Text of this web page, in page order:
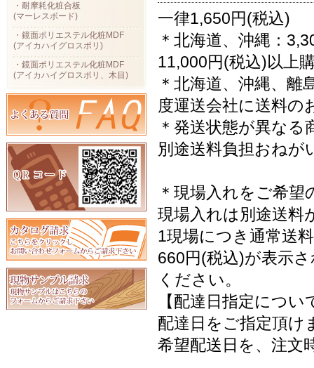
・耐摩耗化粧合板
(マーレスボード)
・鏡面ポリエステル化粧MDF
(アイカハイグロスポリ)
・鏡面ポリエステル化粧MDF
(アイカハイグロスポリ、木目)
一律1,650円(税込)
＊北海道、沖縄：
11,000円(税込)以上
＊北海道、沖縄、
度運送会社に送料の
＊発送状態が異な
別途送料負担おねが
＊現場入れをご希望
現場入れは別途送料
1現場につき通常送
660円(税込)が表示
ください。
【配達日指定につい
配達日をご指定頂け
希望配送日を、注文